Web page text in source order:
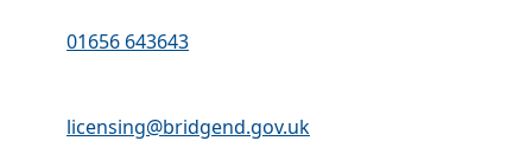
Ffôn:
01656 643643
Cyfeiriad ebost:
licensing@bridgend.gov.uk